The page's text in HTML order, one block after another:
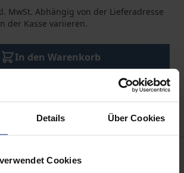
Details Über Cookies
Cookies
MwSt. Abhängig von der Lieferadresse
der Kasse variieren.
In den Warenkorb
hinzufügen